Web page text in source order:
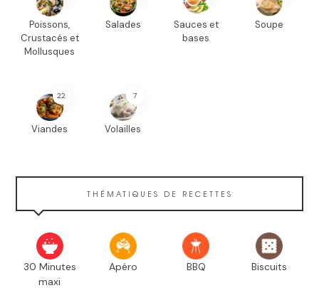
Poissons,
Crustacés et
Mollusques
Salades
Sauces et
bases
Soupe
22
Viandes
7
Volailles
THÉMATIQUES DE RECETTES
30 Minutes
maxi
Apéro BBQ Biscuits